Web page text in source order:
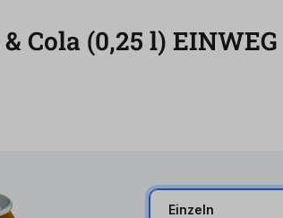
Cola (0,25 l) EINWEG
Einzeln